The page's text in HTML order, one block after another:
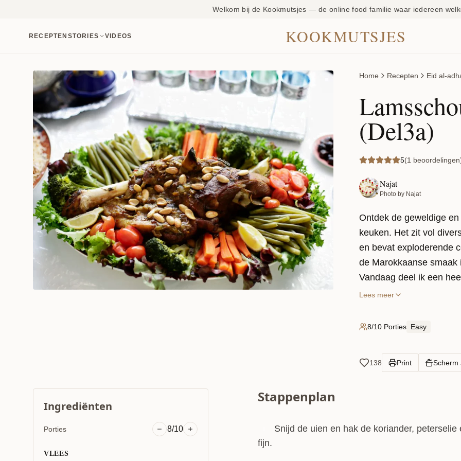
Welkom bij de Kookmutsjes — de online food familie waar iedereen
RECEPTEN STORIES VIDEOS KOOKMUTSJES
Home Recepten Eid al-
(Del3a)
5(1
Najat
Photo by Najat
Ontdek de geweldige
keuken. Het zit vol
en bevat exploderende
de Marokkaanse smaak
Vandaag deel ik een
(del3a)! Hier was onwijs
vlees maar voldoende
Om te beginnen, start
lamsvlees. Hierdoor
te laten bakken. In de
Lees meer
8/10 Porties Easy
138 Print Scherm
Ingrediënten
Porties 8/10
VLEES
Stappenplan
Snijd de uien en hak de koriander, peterselie
fijn.